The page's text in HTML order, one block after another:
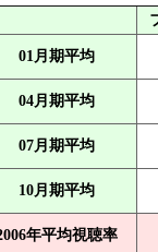
01月期平均
04月期平均
07月期平均
10月期平均
年平均視聴率